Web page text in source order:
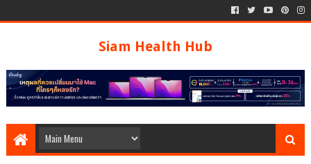
Siam Health Hub